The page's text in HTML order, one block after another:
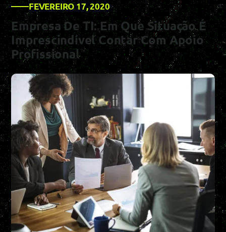
FEVEREIRO 17, 2020
Empresa De TI: Em Que Situação É
Imprescindível Contar Com Apoio
Profissional